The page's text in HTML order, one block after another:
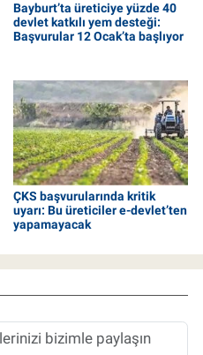
Bayburt’ta üreticiye yüzde 40
devlet katkılı yem desteği:
Başvurular 12 Ocak’ta başlıyor
ÇKS başvurularında kritik
uyarı: Bu üreticiler e-devlet’ten
yapamayacak